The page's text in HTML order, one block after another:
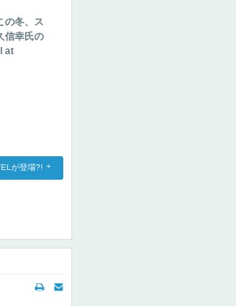
の冬、ス
信幸氏の
at
が登場?!